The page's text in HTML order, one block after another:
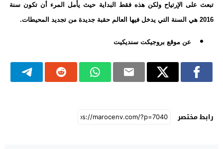
تبعث على الإرتياح ولكن هذه فقط البداية حيث يأمل المرء أن تكون سنة
2016 هي السنة التي يدخل فيها العالم حقبة جديدة من تجديد المحيطات.
عن موقع بروجيكت سنديكيت
رابط مختصر